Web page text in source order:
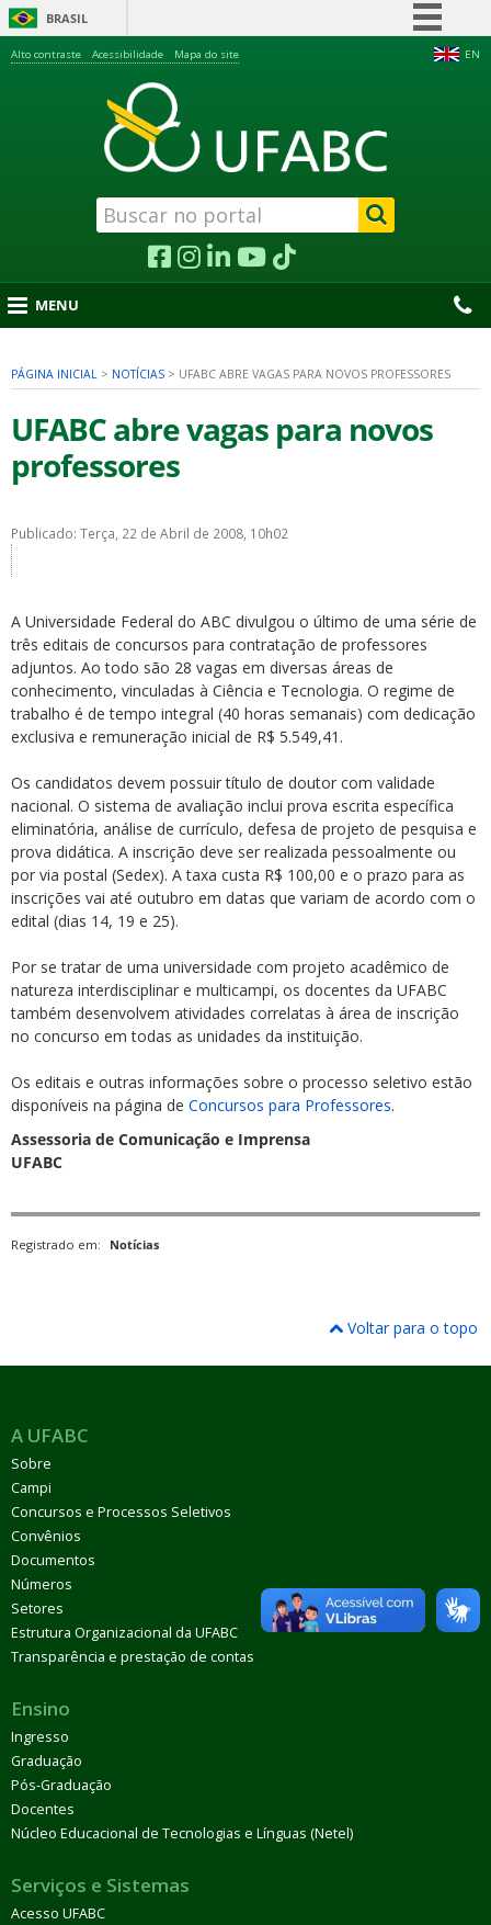
BRASIL
Acesso à informação
Legislação
Canais
EN
Alto contraste Acessibilidade Mapa do site
MENU
PÁGINA INICIAL > NOTÍCIAS > UFABC ABRE VAGAS PARA NOVOS PROFESSORES
UFABC abre vagas para novos
professores
Publicado: Terça, 22 de Abril de 2008, 10h02
A Universidade Federal do ABC divulgou o último de uma série de
três editais de concursos para contratação de professores
adjuntos. Ao todo são 28 vagas em diversas áreas de
conhecimento, vinculadas à Ciência e Tecnologia. O regime de
trabalho é de tempo integral (40 horas semanais) com dedicação
exclusiva e remuneração inicial de R$ 5.549,41.
Os candidatos devem possuir título de doutor com validade
nacional. O sistema de avaliação inclui prova escrita específica
eliminatória, análise de currículo, defesa de projeto de pesquisa e
prova didática. A inscrição deve ser realizada pessoalmente ou
por via postal (Sedex). A taxa custa R$ 100,00 e o prazo para as
inscrições vai até outubro em datas que variam de acordo com o
edital (dias 14, 19 e 25).
Por se tratar de uma universidade com projeto acadêmico de
natureza interdisciplinar e multicampi, os docentes da UFABC
também desenvolvem atividades correlatas à área de inscrição
no concurso em todas as unidades da instituição.
Os editais e outras informações sobre o processo seletivo estão
disponíveis na página de Concursos para Professores.
Assessoria de Comunicação e Imprensa
UFABC
Registrado em: Notícias
Voltar para o topo
A UFABC
Sobre
Campi
Concursos e Processos Seletivos
Convênios
Documentos
Números
Setores
Estrutura Organizacional da UFABC
Transparência e prestação de contas
Ensino
Ingresso
Graduação
Pós-Graduação
Docentes
Núcleo Educacional de Tecnologias e Línguas (Netel)
Serviços e Sistemas
Acesso UFABC